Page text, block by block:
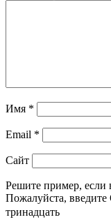
Имя *
Email *
Сайт
Решите пример, если
Пожалуйста,
тринадцать